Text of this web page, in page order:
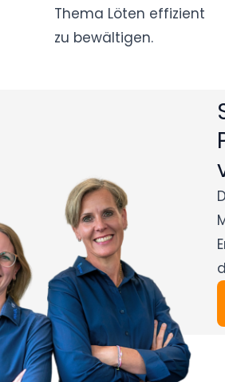
Thema Löten effizient
zu bewältigen.